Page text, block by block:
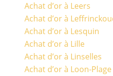
Achat d’or à Leers
Achat d’or à
Achat d’or à Lesquin
Achat d’or à Lille
Achat d’or à Linselles
Achat d’or à Loon-Plage